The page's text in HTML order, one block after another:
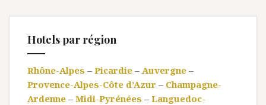
Hotels par région
Rhône-Alpes – Picardie – Auvergne –
Provence-Alpes-Côte d’Azur – Champagne-
Ardenne – Midi-Pyrénées – Languedoc-